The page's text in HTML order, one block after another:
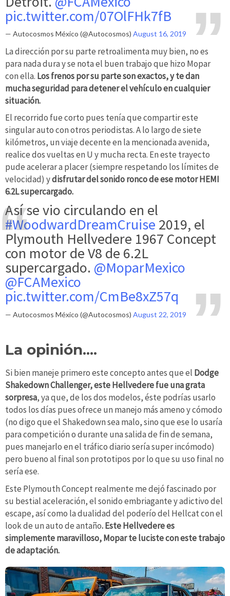
pic.twitter.com/07OlFHk7fB
— Autocosmos México (@Autocosmos) August 16, 2019
La dirección por su parte retroalimenta muy bien, no es
para nada dura y se nota el buen trabajo que hizo Mopar
con ella. Los frenos por su parte son exactos, y te dan
mucha seguridad para detener el vehículo en cualquier
situación.
El recorrido fue corto pues tenía que compartir este
singular auto con otros periodistas. A lo largo de siete
kilómetros, un viaje decente en la mencionada avenida,
realice dos vueltas en U y mucha recta. En este trayecto
pude acelerar a placer (siempre respetando los límites de
velocidad) ydisfrutar del sonido ronco de ese motor HEMI
6.2L supercargado.
Así se vio circulando en el
#WoodwardDreamCruise 2019, el
Plymouth Hellvedere 1967 Concept
con motor de V8 de 6.2L
supercargado. @MoparMexico
@FCAMexico
pic.twitter.com/CmBe8xZ57q
— Autocosmos México (@Autocosmos) August 22, 2019
La opinión....
Si bien maneje primero este concepto antes que el Dodge
Shakedown Challenger, este Hellvedere fue una grata
sorpresa, ya que, de los dos modelos, éste podrías usarlo
todos los días pues ofrece un manejo más ameno y cómodo
(no digo que el Shakedown sea malo, sino que ese lo usaría
para competición o durante una salida de fin de semana,
pues manejarlo en el tráfico diario sería super incómodo)
pero bueno al final son prototipos por lo que su uso final no
sería ese.
Este Plymouth Concept realmente me dejó fascinado por
su bestial aceleración, el sonido embriagante y adictivo del
escape, así como la dualidad del poderío del Hellcat con el
look de un auto de antaño. Este Hellvedere es
simplemente maravilloso, Mopar te luciste con este trabajo
de adaptación.